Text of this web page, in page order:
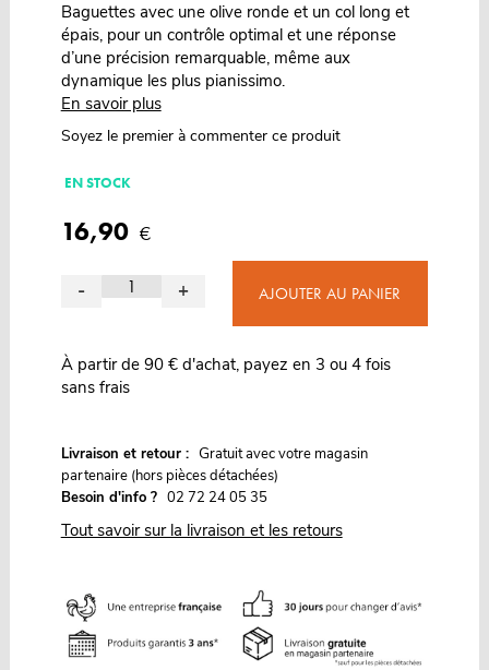
Baguettes avec une olive ronde et un col long et
épais, pour un contrôle optimal et une réponse
d’une précision remarquable, même aux
dynamique les plus pianissimo.
En savoir plus
Soyez le premier à commenter ce produit
EN STOCK
16,90 €
- + AJOUTER AU PANIER
À partir de 90 € d'achat, payez en 3 ou 4 fois
sans frais
Livraison et retour : Gratuit avec votre magasin
partenaire (hors pièces détachées)
Besoin d'info ? 02 72 24 05 35
Tout savoir sur la livraison et les retours